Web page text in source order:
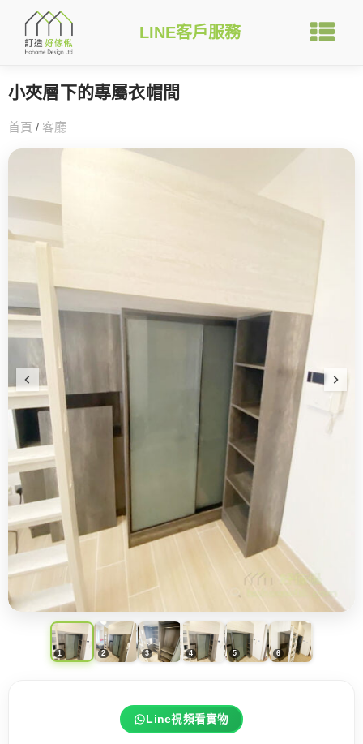
LINE客戶服務
小夾層下的專屬衣帽間
首頁 / 客廳
Line視頻看實物